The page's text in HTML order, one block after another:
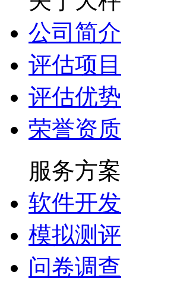
公司简介
评估项目
评估优势
荣誉资质
服务方案
软件开发
模拟测评
问卷调查